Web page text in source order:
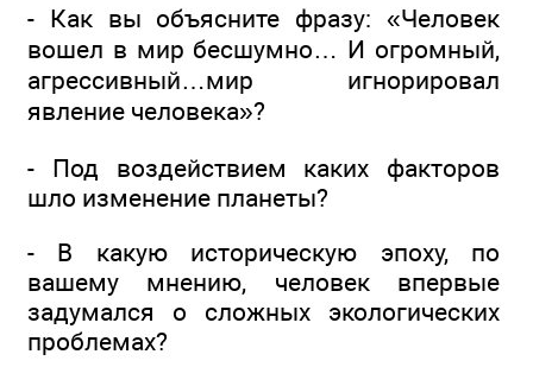
- Как вы объясните фразу: «Человек
вошел в мир бесшумно… И огромный,
агрессивный…мир игнорировал
явление человека»?
- Под воздействием каких факторов
шло изменение планеты?
- В какую историческую эпоху, по
вашему мнению, человек впервые
задумался о сложных экологических
проблемах?